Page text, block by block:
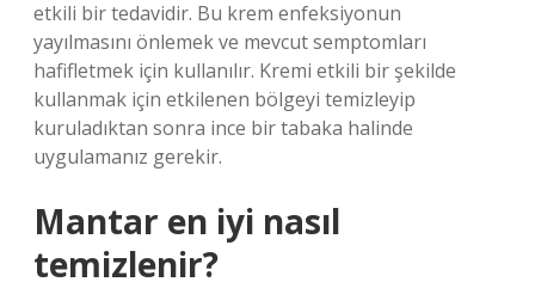
etkili bir tedavidir. Bu krem ​​enfeksiyonun
yayılmasını önlemek ve mevcut semptomları
hafifletmek için kullanılır. Kremi etkili bir şekilde
kullanmak için etkilenen bölgeyi temizleyip
kuruladıktan sonra ince bir tabaka halinde
uygulamanız gerekir.
Mantar en iyi nasıl
temizlenir?